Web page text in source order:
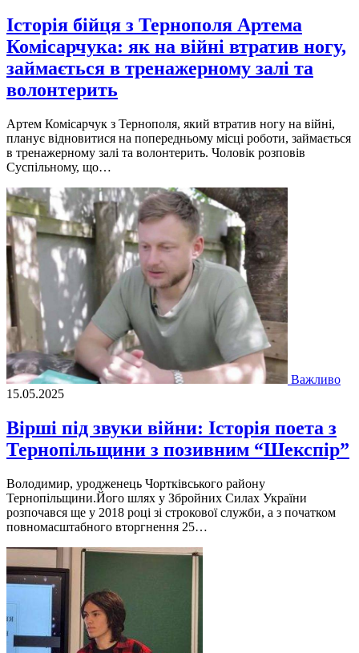
Історія бійця з Тернополя Артема
Комісарчука: як на війні втратив ногу,
займається в тренажерному залі та
волонтерить
Артем Комісарчук з Тернополя, який втратив ногу на війні,
планує відновитися на попередньому місці роботи, займається
в тренажерному залі та волонтерить. Чоловік розповів
Суспільному, що…
Важливо
15.05.2025
Вірші під звуки війни: Історія поета з
Тернопільщини з позивним “Шекспір”
Володимир, уродженець Чортківського району
Тернопільщини.Його шлях у Збройних Силах України
розпочався ще у 2018 році зі строкової служби, а з початком
повномасштабного вторгнення 25…